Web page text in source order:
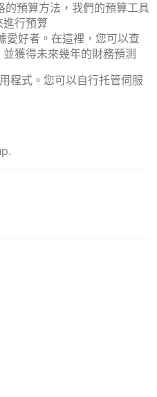
預算方法，我們的預算工具
進行預算
愛好者。在這裡，您可以查
獲得未來幾年的財務預測
程式。您可以自行托管伺服